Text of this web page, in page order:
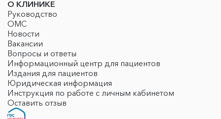
О КЛИНИКЕ
Руководство
ОМС
Новости
Вакансии
Вопросы и ответы
Информационный центр для пациентов
Издания для пациентов
Юридическая информация
Инструкция по работе с личным кабинетом
Оставить отзыв